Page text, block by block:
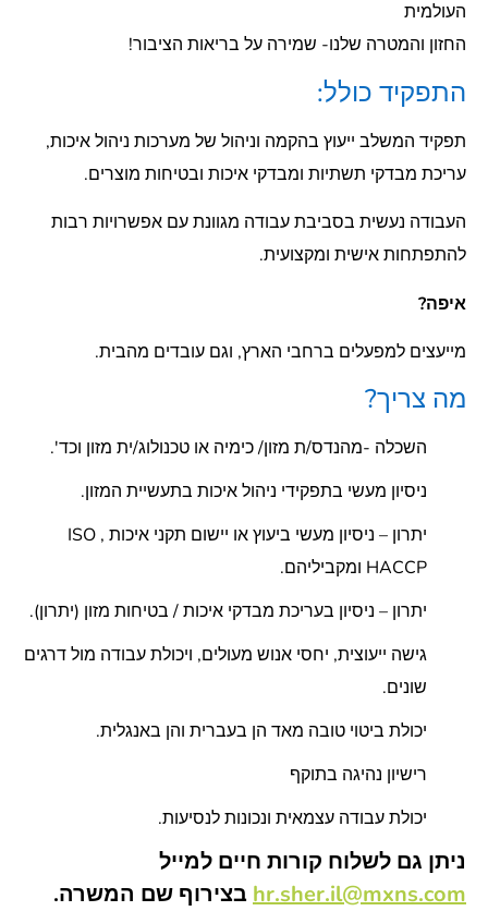
העולמית
החזון והמטרה שלנו- שמירה על בריאות הציבור!
התפקיד כולל:
תפקיד המשלב ייעוץ בהקמה וניהול של מערכות ניהול איכות,
עריכת מבדקי תשתיות ומבדקי איכות ובטיחות מוצרים.
העבודה נעשית בסביבת עבודה מגוונת עם אפשרויות רבות
להתפתחות אישית ומקצועית.
איפה?
מייעצים למפעלים ברחבי הארץ, וגם עובדים מהבית.
מה צריך?
השכלה -מהנדס/ת מזון/ כימיה או טכנולוג/ית מזון וכד'.
ניסיון מעשי בתפקידי ניהול איכות בתעשיית המזון.
יתרון – ניסיון מעשי ביעוץ או יישום תקני איכות ISO ,
HACCP ומקביליהם.
יתרון – ניסיון בעריכת מבדקי איכות / בטיחות מזון (יתרון).
גישה ייעוצית, יחסי אנוש מעולים, ויכולת עבודה מול דרגים
שונים.
יכולת ביטוי טובה מאד הן בעברית והן באנגלית.
רישיון נהיגה בתוקף
יכולת עבודה עצמאית ונכונות לנסיעות.
ניתן גם לשלוח קורות חיים למייל
hr.sher.il@mxns.com בצירוף שם המשרה.